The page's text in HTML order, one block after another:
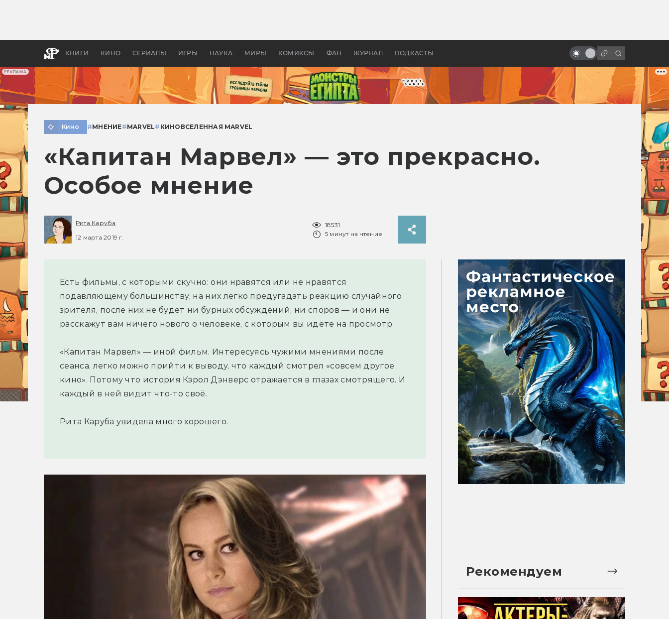
РЕКЛАМА
КНИГИ КИНО СЕРИАЛЫ ИГРЫ НАУКА МИРЫ КОМИКСЫ ФАН ЖУРНАЛ ПОДКАСТЫ
бы «Властелина колец»
Древней Грецией
лезвии
Кино #МНЕНИЕ#MARVEL# КИНОВСЕЛЕННАЯ MARVEL
«Капитан Марвел» — это прекрасно.
Особое мнение
Рита Каруба
12 марта 2019 г.
18531
5 минут на чтение
Есть фильмы, с которыми скучно: они нравятся или не нравятся
подавляющему большинству, на них легко предугадать реакцию случайного
зрителя, после них не будет ни бурных обсуждений, ни споров — и они не
расскажут вам ничего нового о человеке, с которым вы идёте на просмотр.
«Капитан Марвел» — иной фильм. Интересуясь чужими мнениями после
сеанса, легко можно прийти к выводу, что каждый смотрел «совсем другое
кино». Потому что история Кэрол Дэнверс отражается в глазах смотрящего. И
каждый в ней видит что-то своё.
Рита Каруба увидела много хорошего.
Рекомендуем